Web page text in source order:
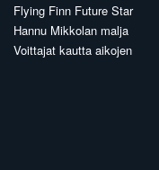
Flying Finn Future Star
Hannu Mikkolan malja
Voittajat kautta aikojen